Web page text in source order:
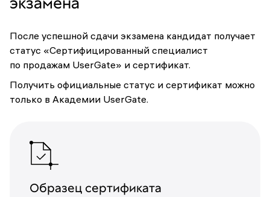
После успешной сдачи экзамена кандидат получает
статус «Сертифицированный специалист
по продажам UserGate» и сертификат.
Получить официальные статус и сертификат можно
только в Академии UserGate.
Образец сертификата